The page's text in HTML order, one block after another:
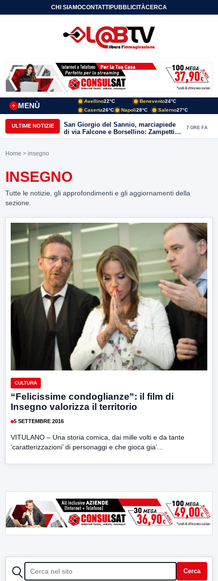
CHI SIAMOCONTATTIPUBBLICITÀCERCA
MENÙ
+
Avellino22°C Benevento24°C
Caserta26°C Napoli28°C Salerno27°C
ULTIME NOTIZIE
San Giorgio del Sannio, marciapiede
di via Falcone e Borsellino: Zampetti e
Lombardi replicano alle polemiche
7 ORE FA
Home > insegno
INSEGNO
Tutte le notizie, gli approfondimenti e gli aggiornamenti della
sezione.
CULTURA
“Felicissime condoglianze”: il film di
Insegno valorizza il territorio
5 SETTEMBRE 2016
VITULANO – Una storia comica, dai mille volti e da tante
‘caratterizzazioni’ di personaggi e che gioca gia’...
CERCA Cerca